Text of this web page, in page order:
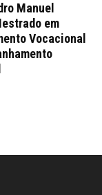
Manuel
em
Vocacional